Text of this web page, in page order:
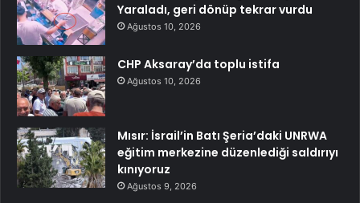
Yaraladı, geri dönüp tekrar vurdu
Ağustos 10, 2026
CHP Aksaray’da toplu istifa
Ağustos 10, 2026
Mısır: İsrail’in Batı Şeria’daki UNRWA
eğitim merkezine düzenlediği saldırıyı
kınıyoruz
Ağustos 9, 2026